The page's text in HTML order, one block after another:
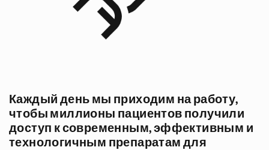
Каждый день мы приходим на работу,
чтобы миллионы пациентов получили
доступ к современным, эффективным и
технологичным препаратам для